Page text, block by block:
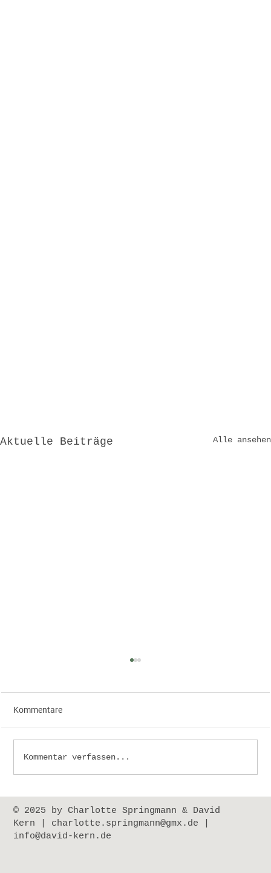
Aktuelle Beiträge Alle ansehen
Polyanskaya | Kirgisistan
Kommentare
Kommentar verfassen...
© 2025 by Charlotte Springmann & David
Kern
charlotte.springmann@gmx.de
info@david-kern.de